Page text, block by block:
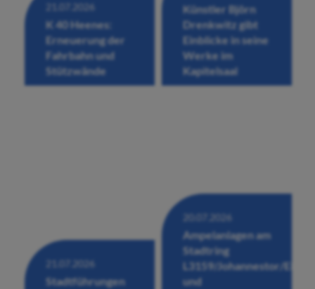
21.07.2026
K 40 Heenes:
Erneuerung der
Fahrbahn und
Stützwände
Künstler Björn
Drenkwitz gibt
Einblicke in seine
Werke im
Kapitelsaal
21.07.2026
Stadtführungen
20.07.2026
Ampelanlagen am
Stadtring
L3159/Johannestor/
und